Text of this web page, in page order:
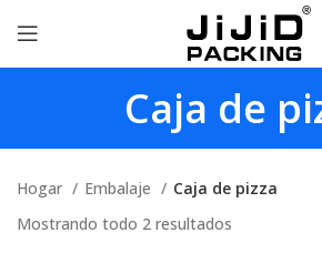
Caja de
Hogar Embalaje
Caja de pizza
Mostrando todo 2 resultados